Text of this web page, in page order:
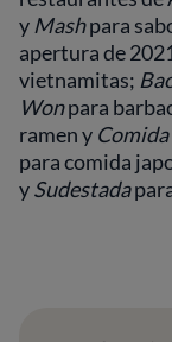
y Mashpara
apertura de 2021
vietnamitas;
Wonpara
ramen y
para comida
ySudestada